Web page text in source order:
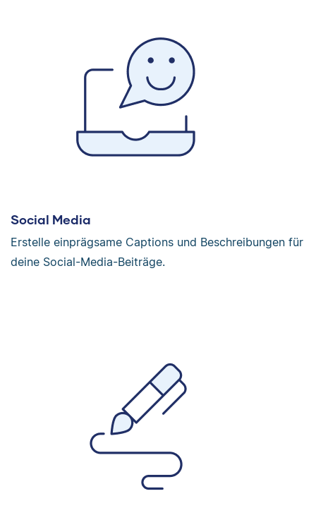
Social Media
Erstelle einprägsame Captions und Beschreibungen für
deine Social-Media-Beiträge.